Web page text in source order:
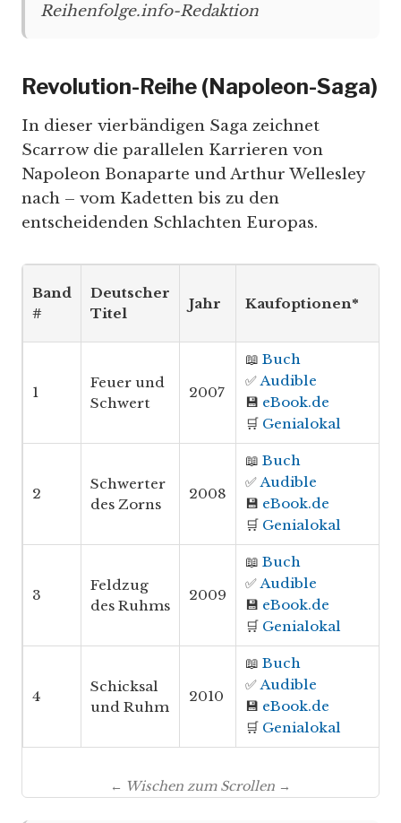
Reihenfolge.info-Redaktion
Revolution-Reihe (Napoleon-Saga)
In dieser vierbändigen Saga zeichnet
Scarrow die parallelen Karrieren von
Napoleon Bonaparte und Arthur Wellesley
nach – vom Kadetten bis zu den
entscheidenden Schlachten Europas.
Band
#
Deutscher
Titel
Jahr Kaufoptionen*
1
Feuer und
Schwert
2007
📖 Buch
✅ Audible
💾 eBook.de
🛒 Genialokal
2
Schwerter
des Zorns
2008
📖 Buch
✅ Audible
💾 eBook.de
🛒 Genialokal
3
Feldzug
des Ruhms
2009
📖 Buch
✅ Audible
💾 eBook.de
🛒 Genialokal
4
Schicksal
und Ruhm
2010
📖 Buch
✅ Audible
💾 eBook.de
🛒 Genialokal
← Wischen zum Scrollen →